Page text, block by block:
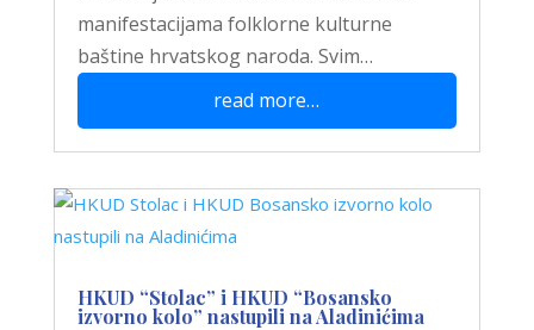
manifestacijama folklorne kulturne
baštine hrvatskog naroda. Svim…
read more…
HKUD “Stolac” i HKUD “Bosansko
izvorno kolo” nastupili na Aladinićima